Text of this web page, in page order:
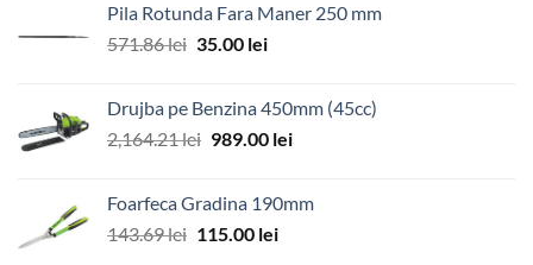
fost:
4.12 lei.
1.99 lei.
Pila Rotunda Fara Maner 250 mm
571.86lei Prețul
fost:
571.86 lei.
35.00 leiPrețul
35.00 lei.
Drujba pe Benzina 450mm (45cc)
2,164.21lei Prețul
fost:
2,164.21 lei.
989.00 leiPrețul
989.00 lei.
Foarfeca Gradina 190mm
143.69lei Prețul
115.00 leiPrețul